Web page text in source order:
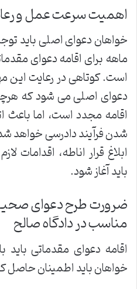
اهمیت سرعت عمل و
خواهان دعوای اصلی باید
ماهه برای اقامه دعوای
است. کوتاهی در رعایت این
دعوای اصلی می شود که
اقامه مجدد است، اما باعث
شدن فرآیند دادرسی خواهد
ابلاغ قرار اناطه، اقدامات
باید آغاز شود.
ضرورت طرح دعوای
مناسب در دادگاه صالح
اقامه دعوای مقدماتی
خواهان باید اطمینان حاصل